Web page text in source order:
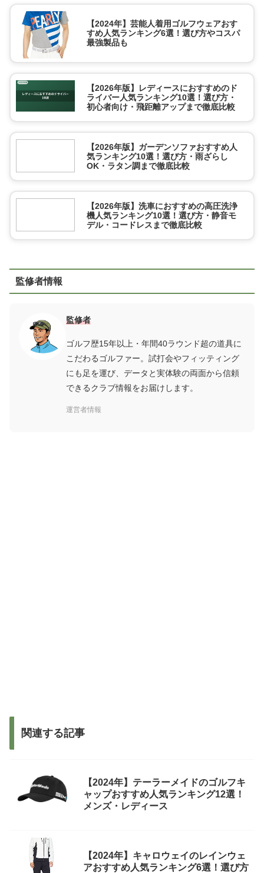
【2024年】芸能人着用ゴルフウェアおす
すめ人気ランキング6選！選び方やコスパ
最強製品も
【2026年版】レディースにおすすめのド
ライバー人気ランキング10選！選び方・
初心者向け・飛距離アップまで徹底比較
【2026年版】ガーデンソファおすすめ人
気ランキング10選！選び方・雨ざらし
OK・ラタン調まで徹底比較
【2026年版】洗車におすすめの高圧洗浄
機人気ランキング10選！選び方・静音モ
デル・コードレスまで徹底比較
監修者情報
監修者
ゴルフ歴15年以上・年間40ラウンド超の道具に
こだわるゴルファー。試打会やフィッティング
にも足を運び、データと実体験の両面から信頼
できるクラブ情報をお届けします。
運営者情報
関連する記事
【2024年】テーラーメイドのゴルフキ
ャップおすすめ人気ランキング12選！
メンズ・レディース
【2024年】キャロウェイのレインウェ
アおすすめ人気ランキング6選！選び方